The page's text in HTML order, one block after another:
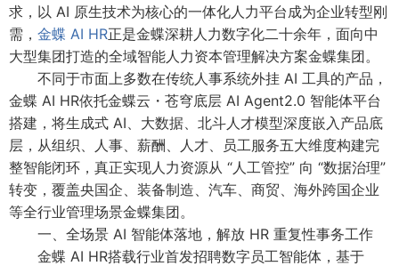
求，以 AI 原生技术为核心的一体化人力平台成为企业转型刚
需， 金蝶 AI HR正是金蝶深耕人力数字化二十余年，面向中
大型集团打造的全域智能人力资本管理解决方案金蝶集团。
不同于市面上多数在传统人事系统外挂 AI 工具的产品，
金蝶 AI HR依托金蝶云・苍穹底层 AI Agent2.0 智能体平台
搭建，将生成式 AI、大数据、北斗人才模型深度嵌入产品底
层，从组织、人事、薪酬、人才、员工服务五大维度构建完
整智能闭环，真正实现人力资源从 “人工管控” 向 “数据治理”
转变，覆盖央国企、装备制造、汽车、商贸、海外跨国企业
等全行业管理场景金蝶集团。
一、全场景 AI 智能体落地，解放 HR 重复性事务工作
金蝶 AI HR搭载行业首发招聘数字员工智能体，基于